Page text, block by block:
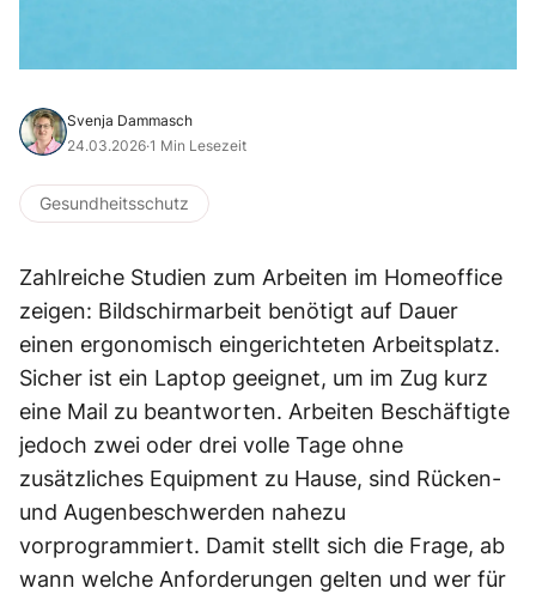
Svenja Dammasch
24.03.2026·1 Min Lesezeit
Gesundheitsschutz
Zahlreiche Studien zum Arbeiten im Homeoffice
zeigen: Bildschirmarbeit benötigt auf Dauer
einen ergonomisch eingerichteten Arbeitsplatz.
Sicher ist ein Laptop geeignet, um im Zug kurz
eine Mail zu beantworten. Arbeiten Beschäftigte
jedoch zwei oder drei volle Tage ohne
zusätzliches Equipment zu Hause, sind Rücken-
und Augenbeschwerden nahezu
vorprogrammiert. Damit stellt sich die Frage, ab
wann welche Anforderungen gelten und wer für